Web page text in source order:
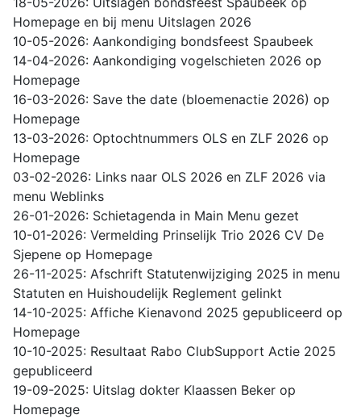
Homepage en bij menu Uitslagen 2026
10-05-2026: Aankondiging bondsfeest Spaubeek
14-04-2026: Aankondiging vogelschieten 2026 op
Homepage
16-03-2026: Save the date (bloemenactie 2026) op
Homepage
13-03-2026: Optochtnummers OLS en ZLF 2026 op
Homepage
03-02-2026: Links naar OLS 2026 en ZLF 2026 via
menu Weblinks
26-01-2026: Schietagenda in Main Menu gezet
10-01-2026: Vermelding Prinselijk Trio 2026 CV De
Sjepene op Homepage
26-11-2025: Afschrift Statutenwijziging 2025 in menu
Statuten en Huishoudelijk Reglement gelinkt
14-10-2025: Affiche Kienavond 2025 gepubliceerd op
Homepage
10-10-2025: Resultaat Rabo ClubSupport Actie 2025
gepubliceerd
19-09-2025: Uitslag dokter Klaassen Beker op
Homepage